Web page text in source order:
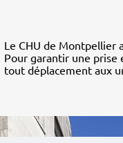
Le CHU de Montpellier
Pour garantir une prise
tout déplacement aux